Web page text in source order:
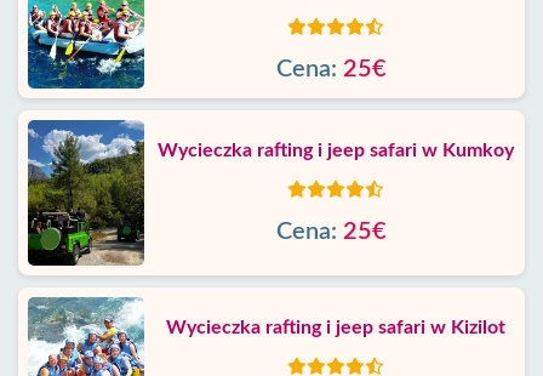
Cena: 25€
Wycieczka rafting i jeep safari w Kumkoy
Cena: 25€
Wycieczka rafting i jeep safari w Kizilot